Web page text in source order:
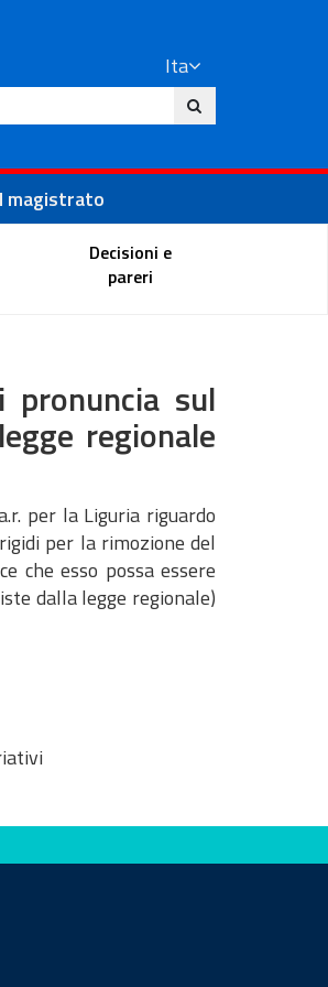
Ita
magistrato
Decisioni e
pareri
sul
regionale
per la Liguria riguardo
per la rimozione del
che esso possa essere
dalla legge regionale)